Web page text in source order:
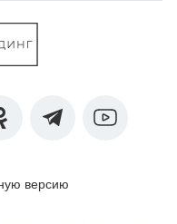
версию